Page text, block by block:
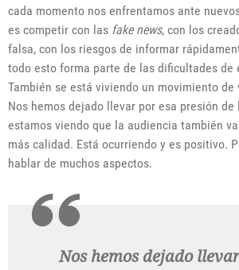
cada momento nos enfrentamos ante
es competir con las fake news, con los
falsa, con los riesgos de informar
todo esto forma parte de las dificultades de
También se está viviendo un movimiento de
Nos hemos dejado llevar por esa presión
estamos viendo que la audiencia también
más calidad. Está ocurriendo y es positivo.
hablar de muchos aspectos.
Nos hemos dejado